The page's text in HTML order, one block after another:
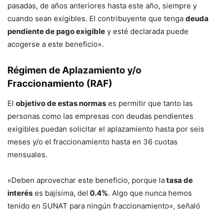
pasadas, de años anteriores hasta este año, siempre y
cuando sean exigibles. El contribuyente que tenga deuda
pendiente de pago exigible y esté declarada puede
acogerse a este beneficio».
Régimen de Aplazamiento y/o
Fraccionamiento (RAF)
El objetivo de estas normas es permitir que tanto las
personas como las empresas con deudas pendientes
exigibles puedan solicitar el aplazamiento hasta por seis
meses y/o el fraccionamiento hasta en 36 cuotas
mensuales.
«Deben aprovechar este beneficio, porque latasa de
interés es bajísima, del 0.4%. Algo que nunca hemos
tenido en SUNAT para ningún fraccionamiento», señaló